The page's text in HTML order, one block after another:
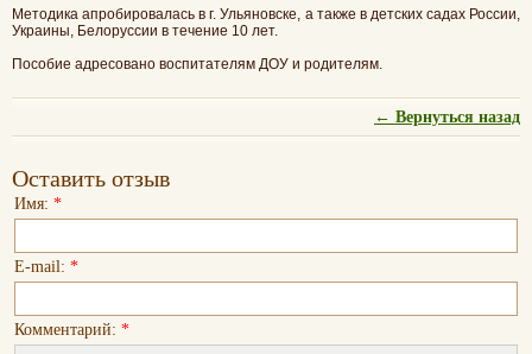
Методика апробировалась в г. Ульяновске, а также в детских садах России,
Украины, Белоруссии в течение 10 лет.
Пособие адресовано воспитателям ДОУ и родителям.
← Вернуться назад
Оставить отзыв
Имя: *
E-mail: *
Комментарий: *